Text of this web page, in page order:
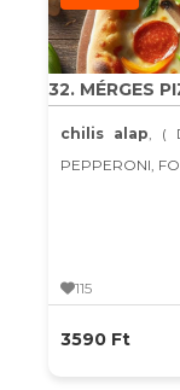
32. MÉRGES
chilis alap, (
PEPPERONI,
115
3590 Ft